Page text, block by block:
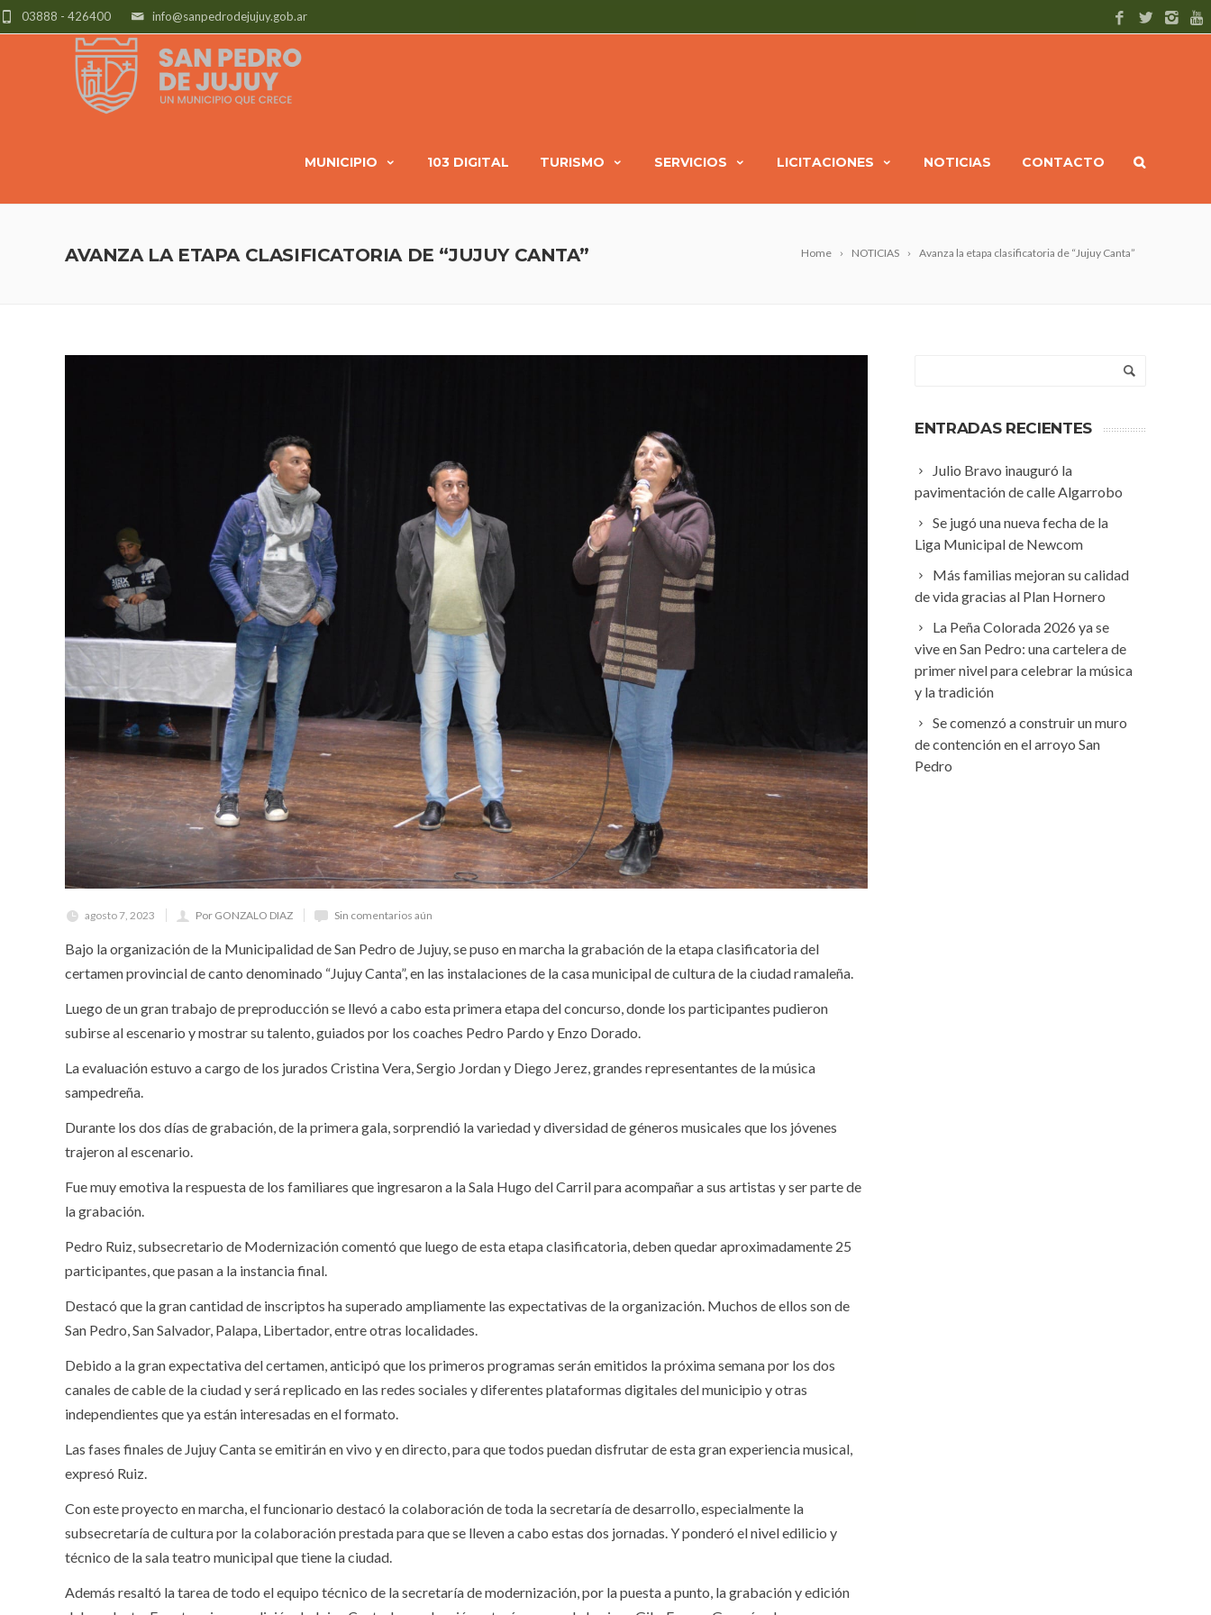
info@sanpedrodejujuy.gob.ar
03888 - 426400
MUNICIPIO 103 DIGITAL TURISMO SERVICIOS LICITACIONES NOTICIAS CONTACTO
Home NOTICIAS Avanza la etapa clasificatoria de “Jujuy Canta”
AVANZA LA ETAPA CLASIFICATORIA DE “JUJUY CANTA”
agosto 7, 2023 Por GONZALO DIAZ Sin comentarios aún
Bajo la organización de la Municipalidad de San Pedro de Jujuy, se puso en marcha la grabación de la etapa clasificatoria del
certamen provincial de canto denominado “Jujuy Canta”, en las instalaciones de la casa municipal de cultura de la ciudad ramaleña.
Luego de un gran trabajo de preproducción se llevó a cabo esta primera etapa del concurso, donde los participantes pudieron
subirse al escenario y mostrar su talento, guiados por los coaches Pedro Pardo y Enzo Dorado.
La evaluación estuvo a cargo de los jurados Cristina Vera, Sergio Jordan y Diego Jerez, grandes representantes de la música
sampedreña.
Durante los dos días de grabación, de la primera gala, sorprendió la variedad y diversidad de géneros musicales que los jóvenes
trajeron al escenario.
Fue muy emotiva la respuesta de los familiares que ingresaron a la Sala Hugo del Carril para acompañar a sus artistas y ser parte de
la grabación.
Pedro Ruiz, subsecretario de Modernización comentó que luego de esta etapa clasificatoria, deben quedar aproximadamente 25
participantes, que pasan a la instancia final.
Destacó que la gran cantidad de inscriptos ha superado ampliamente las expectativas de la organización. Muchos de ellos son de
San Pedro, San Salvador, Palapa, Libertador, entre otras localidades.
Debido a la gran expectativa del certamen, anticipó que los primeros programas serán emitidos la próxima semana por los dos
canales de cable de la ciudad y será replicado en las redes sociales y diferentes plataformas digitales del municipio y otras
independientes que ya están interesadas en el formato.
Las fases finales de Jujuy Canta se emitirán en vivo y en directo, para que todos puedan disfrutar de esta gran experiencia musical,
expresó Ruiz.
Con este proyecto en marcha, el funcionario destacó la colaboración de toda la secretaría de desarrollo, especialmente la
subsecretaría de cultura por la colaboración prestada para que se lleven a cabo estas dos jornadas. Y ponderó el nivel edilicio y
técnico de la sala teatro municipal que tiene la ciudad.
Además resaltó la tarea de todo el equipo técnico de la secretaría de modernización, por la puesta a punto, la grabación y edición
ENTRADAS RECIENTES
Julio Bravo inauguró la
pavimentación de calle Algarrobo
Se jugó una nueva fecha de la
Liga Municipal de Newcom
Más familias mejoran su calidad
de vida gracias al Plan Hornero
La Peña Colorada 2026 ya se
vive en San Pedro: una cartelera de
primer nivel para celebrar la música
y la tradición
Se comenzó a construir un muro
de contención en el arroyo San
Pedro